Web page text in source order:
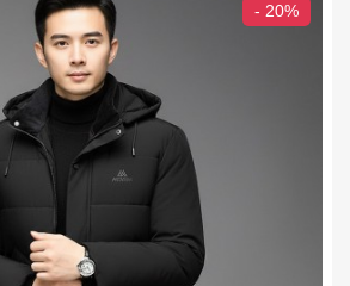
- 20%